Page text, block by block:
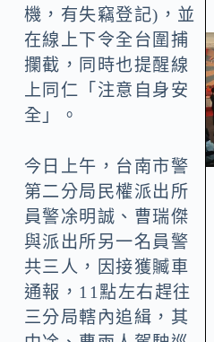
機，有失竊登記)，並
在線上下令全台圍捕
攔截，同時也提醒線
上同仁「注意自身安
全」。
今日上午，台南市警
第二分局民權派出所
員警凃明誠、曹瑞傑
與派出所另一名員警
共三人，因接獲贓車
通報，11點左右趕往
三分局轄內追緝，其